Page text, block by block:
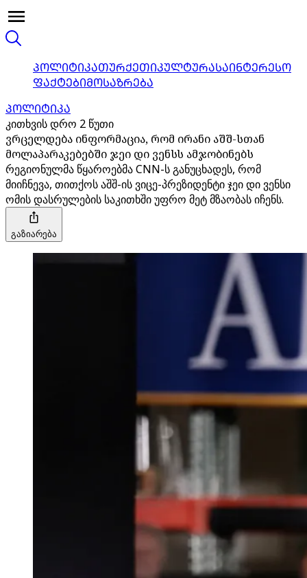
ᲞᲝᲚᲘᲢᲘᲙᲐᲗᲣᲠᲥᲔᲗᲘᲙᲣᲚᲢᲣᲠᲐᲡᲐᲘᲜᲢᲔᲠᲔᲡᲝ
ᲤᲐᲥᲢᲔᲑᲘᲛᲝᲡᲐᲖᲠᲔᲑᲐ
ᲞᲝᲚᲘᲢᲘᲙᲐ
კითხვის დრო 2 წუთი
ვრცელდება ინფორმაცია, რომ ირანი აშშ-სთან
მოლაპარაკებებში ჯეი დი ვენსს ამჯობინებს
რეგიონულმა წყაროებმა CNN-ს განუცხადეს, რომ
მიიჩნევა, თითქოს აშშ-ის ვიცე-პრეზიდენტი ჯეი დი ვენსი
ომის დასრულების საკითხში უფრო მეტ მზაობას იჩენს.
გაზიარება